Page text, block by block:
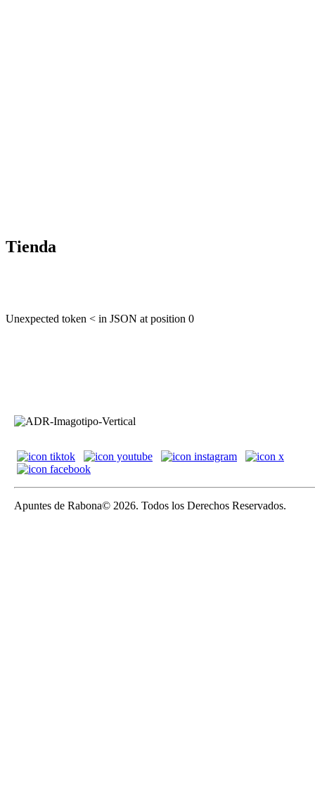
Tienda
Unexpected token < in JSON at position 0
Apuntes de Rabona© 2026. Todos los Derechos Reservados.